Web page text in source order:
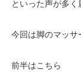
といった声が多く
今回は脚のマッサ
前半はこちら